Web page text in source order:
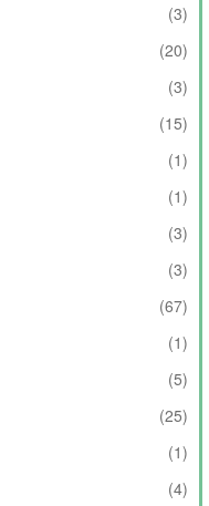
(3)
(20)
(3)
(15)
(1)
(1)
(3)
(3)
(67)
(1)
(5)
(25)
(1)
(4)